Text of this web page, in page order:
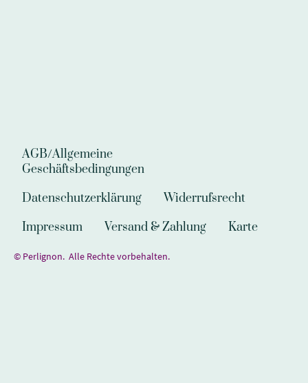
AGB/Allgemeine
Geschäftsbedingungen
Datenschutzerklärung
Widerrufsrecht
Impressum
Versand & Zahlung Karte
© Perlignon. Alle Rechte vorbehalten.